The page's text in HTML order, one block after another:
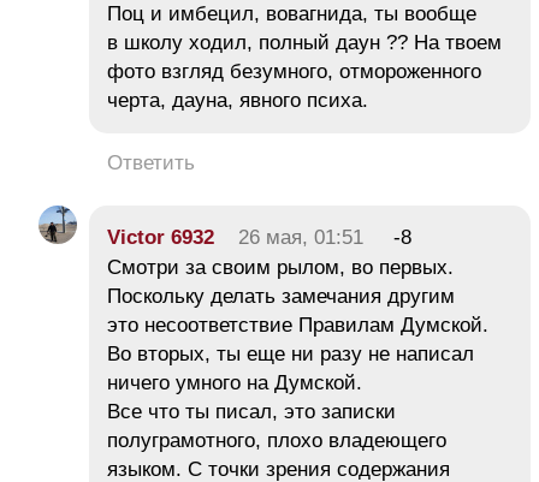
Поц и имбецил, вовагнида, ты вообще
в школу ходил, полный даун ?? На твоем
фото взгляд безумного, отмороженного
черта, дауна, явного психа.
Ответить
Victor 6932 26 мая, 01:51
-8
Смотри за своим рылом, во первых.
Поскольку делать замечания другим
это несоответствие Правилам Думской.
Во вторых, ты еще ни разу не написал
ничего умного на Думской.
Все что ты писал, это записки
полуграмотного, плохо владеющего
языком. С точки зрения содержания